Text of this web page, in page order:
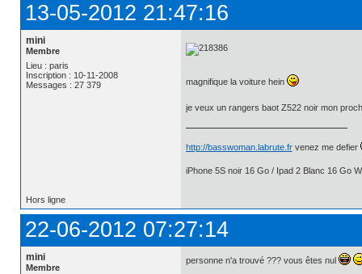
13-05-2012 21:47:16
mini
Membre
Lieu : paris
Inscription : 10-11-2008
Messages : 27 379
magnifique la voiture hein
je veux un rangers baot Z522 noir mon
http://basswoman.labrute.frvenez me defier
iPhone 5S noir 16 Go / Ipad 2 Blanc 16 Go
Hors ligne
22-06-2012 07:27:14
mini
Membre
personne n'a trouvé ??? vous êtes nul